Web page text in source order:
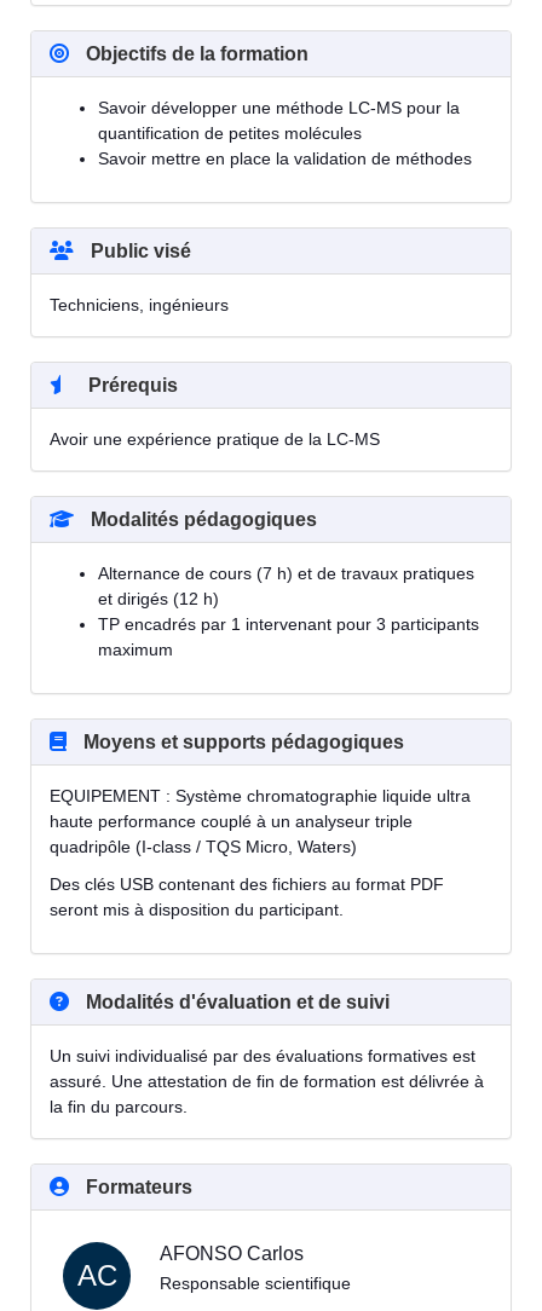
Objectifs de la formation
Savoir développer une méthode LC-MS pour la
quantification de petites molécules
Savoir mettre en place la validation de méthodes
Public visé
Techniciens, ingénieurs
Prérequis
Avoir une expérience pratique de la LC-MS
Modalités pédagogiques
Alternance de cours (7 h) et de travaux pratiques
et dirigés (12 h)
TP encadrés par 1 intervenant pour 3 participants
maximum
Moyens et supports pédagogiques
EQUIPEMENT : Système chromatographie liquide ultra
haute performance couplé à un analyseur triple
quadripôle (I-class / TQS Micro, Waters)
Des clés USB contenant des fichiers au format PDF
seront mis à disposition du participant.
Modalités d'évaluation et de suivi
Un suivi individualisé par des évaluations formatives est
assuré. Une attestation de fin de formation est délivrée à
la fin du parcours.
Formateurs
AC
AFONSO Carlos
Responsable scientifique